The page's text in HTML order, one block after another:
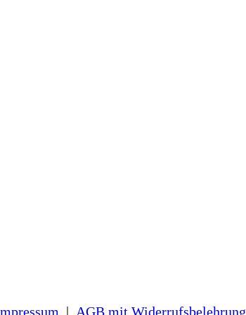
| AGBmit Widerrufsbelehrung